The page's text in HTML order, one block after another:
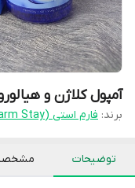
آمپول کلاژن و
برند: فارم استی (Farm Stay)
توضیحات